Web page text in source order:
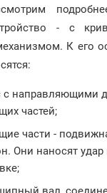
- с
К его
с направляющими
частей;
части -
Они наносят удар